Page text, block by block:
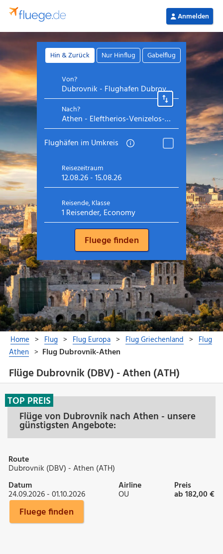
Flüge Dubrovnik (DBV) - Athen (ATH)
Flüge von Dubrovnik nach Athen - unsere
günstigsten Angebote:
TOP PREIS
Route
Dubrovnik (DBV) - Athen (ATH)
Datum
24.09.2026 - 01.10.2026
Airline
OU
Preis
ab 182,00 €
Fluege finden